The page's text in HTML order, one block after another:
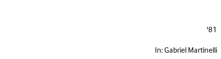
81'
In:Gabriel Martinelli